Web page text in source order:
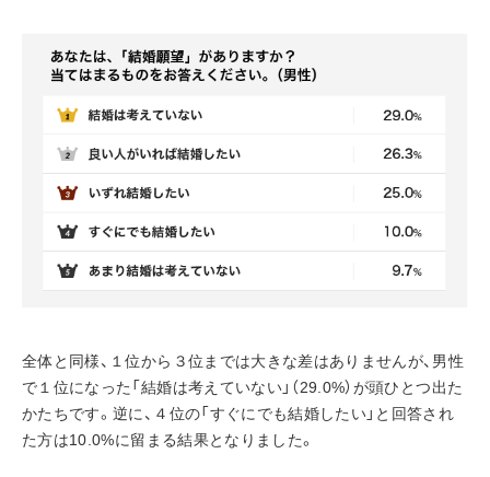
全体と同様、１位から３位までは大きな差はありませんが、男性
で１位になった「結婚は考えていない」（29.0%）が頭ひとつ出た
かたちです。逆に、４位の「すぐにでも結婚したい」と回答され
た方は10.0%に留まる結果となりました。